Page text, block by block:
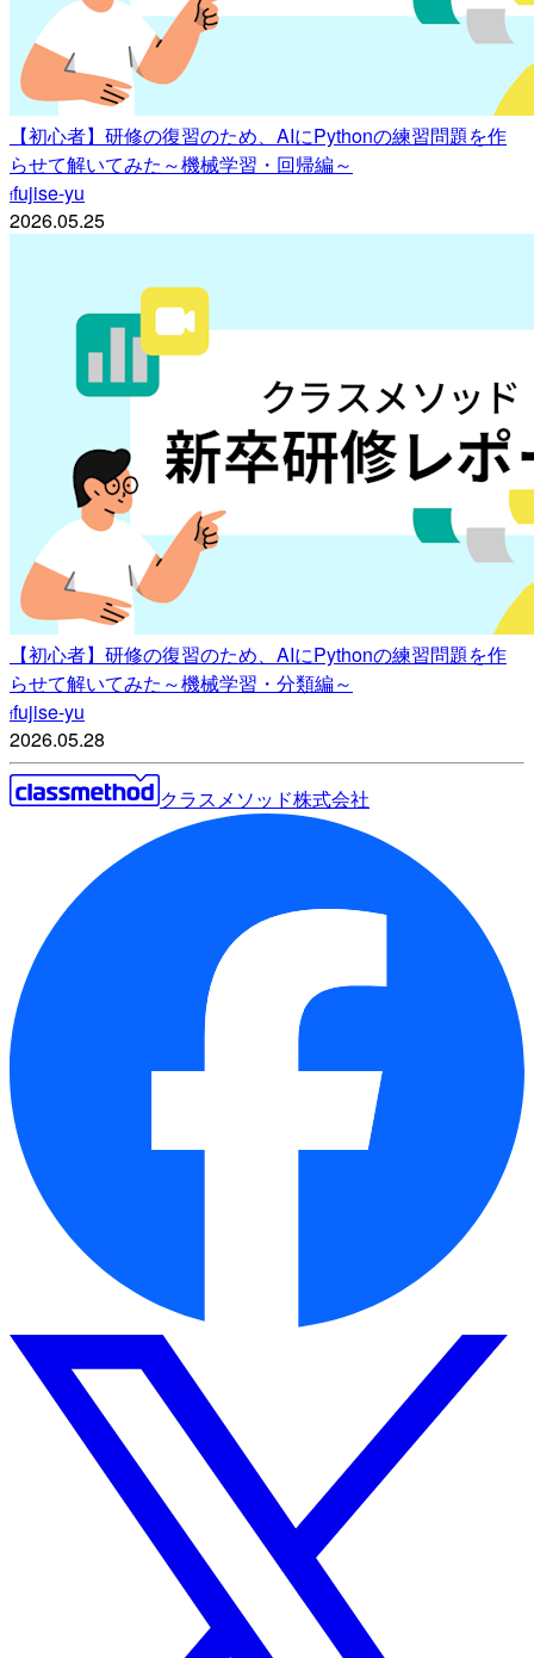
【初心者】研修の復習のため、AIにPythonの練習問題を作
らせて解いてみた～機械学習・回帰編～
ffujise-yu
2026.05.25
【初心者】研修の復習のため、AIにPythonの練習問題を作
らせて解いてみた～機械学習・分類編～
ffujise-yu
2026.05.28
クラスメソッド株式会社